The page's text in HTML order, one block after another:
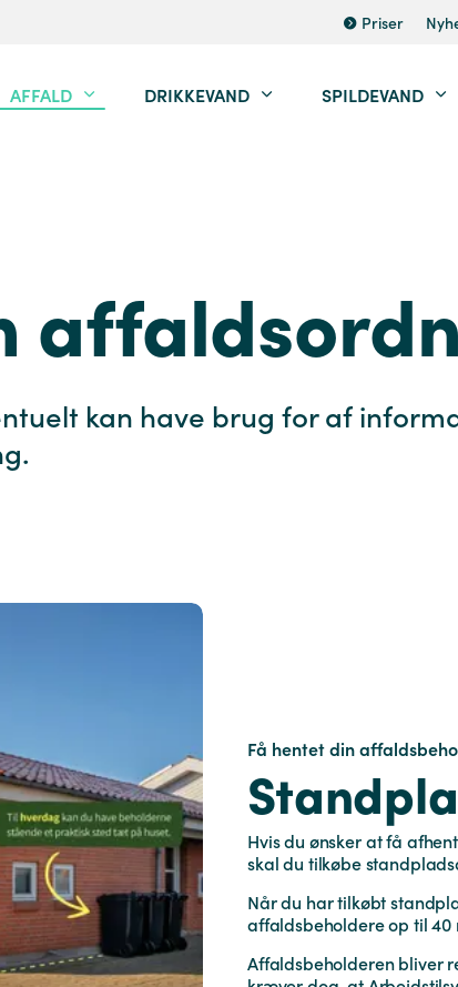
AFFALD DRIKKEVAND SPILDEVAND
Priser
kan have brug for af
Få hentet din
Hvis du‭ ‬ønsker at få
‬skal du tilkøbe
Når du har tilkøbt
affaldsbeholdere op til
Affaldsbeholderen bliver